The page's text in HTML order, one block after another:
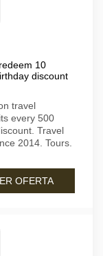
10
discount
travel
every 500
Travel
2014. Tours.
OFERTA